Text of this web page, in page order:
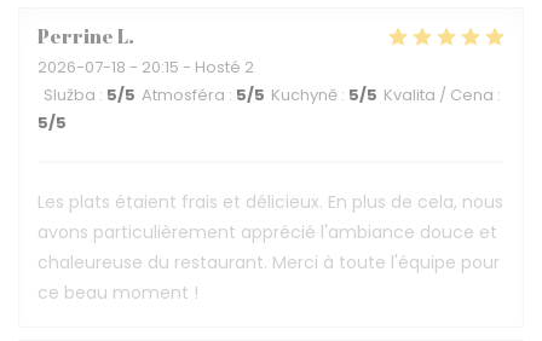
PerrineL
2026-07-18 - 20:15 - Hosté 2
Služba : 5/5 Atmosféra : 5/5 Kuchyně : 5/5 Kvalita / Cena :
5/5
Les plats étaient frais et délicieux. En plus de cela, nous
avons particulièrement apprécié l'ambiance douce et
chaleureuse du restaurant. Merci à toute l'équipe pour
ce beau moment !